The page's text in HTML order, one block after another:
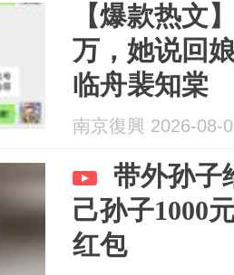
【爆款热文
万，她说回
临舟裴知棠
南京復興 2026-08-
带外孙子
己孙子1000
红包